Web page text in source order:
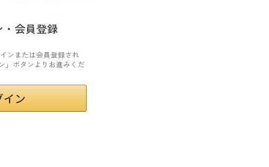
会員登録
ンまたは会員登録され
」ボタンよりお進みくだ